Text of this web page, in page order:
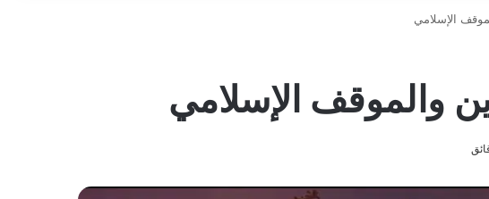
الإسلامي
والموقف الإسلامي